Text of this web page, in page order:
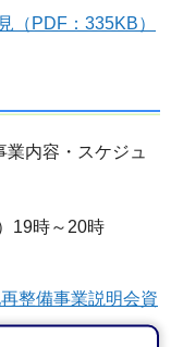
（PDF：335KB）
業内容・スケジュ
19時～20時
整備事業説明会資